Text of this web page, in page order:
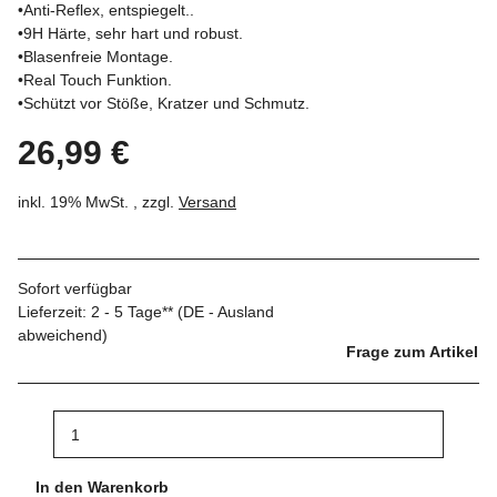
•Anti-Reflex, entspiegelt..
•9H Härte, sehr hart und robust.
•Blasenfreie Montage.
•Real Touch Funktion.
•Schützt vor Stöße, Kratzer und Schmutz.
26,99 €
inkl. 19% MwSt. , zzgl. Versand
Sofort verfügbar
Lieferzeit: 2 - 5 Tage** (DE - Ausland
abweichend)
Frage zum Artikel
In den Warenkorb